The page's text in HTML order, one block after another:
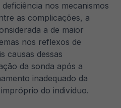
nos mecanismos
as complicações, a
a de maior
nos reflexos de
causas dessas
da sonda após a
inadequado da
do indivíduo.